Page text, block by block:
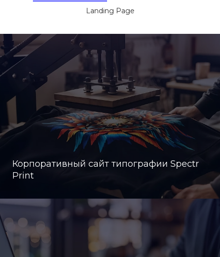
Landing Page
Корпоративный сайт типографии Spectr
Print